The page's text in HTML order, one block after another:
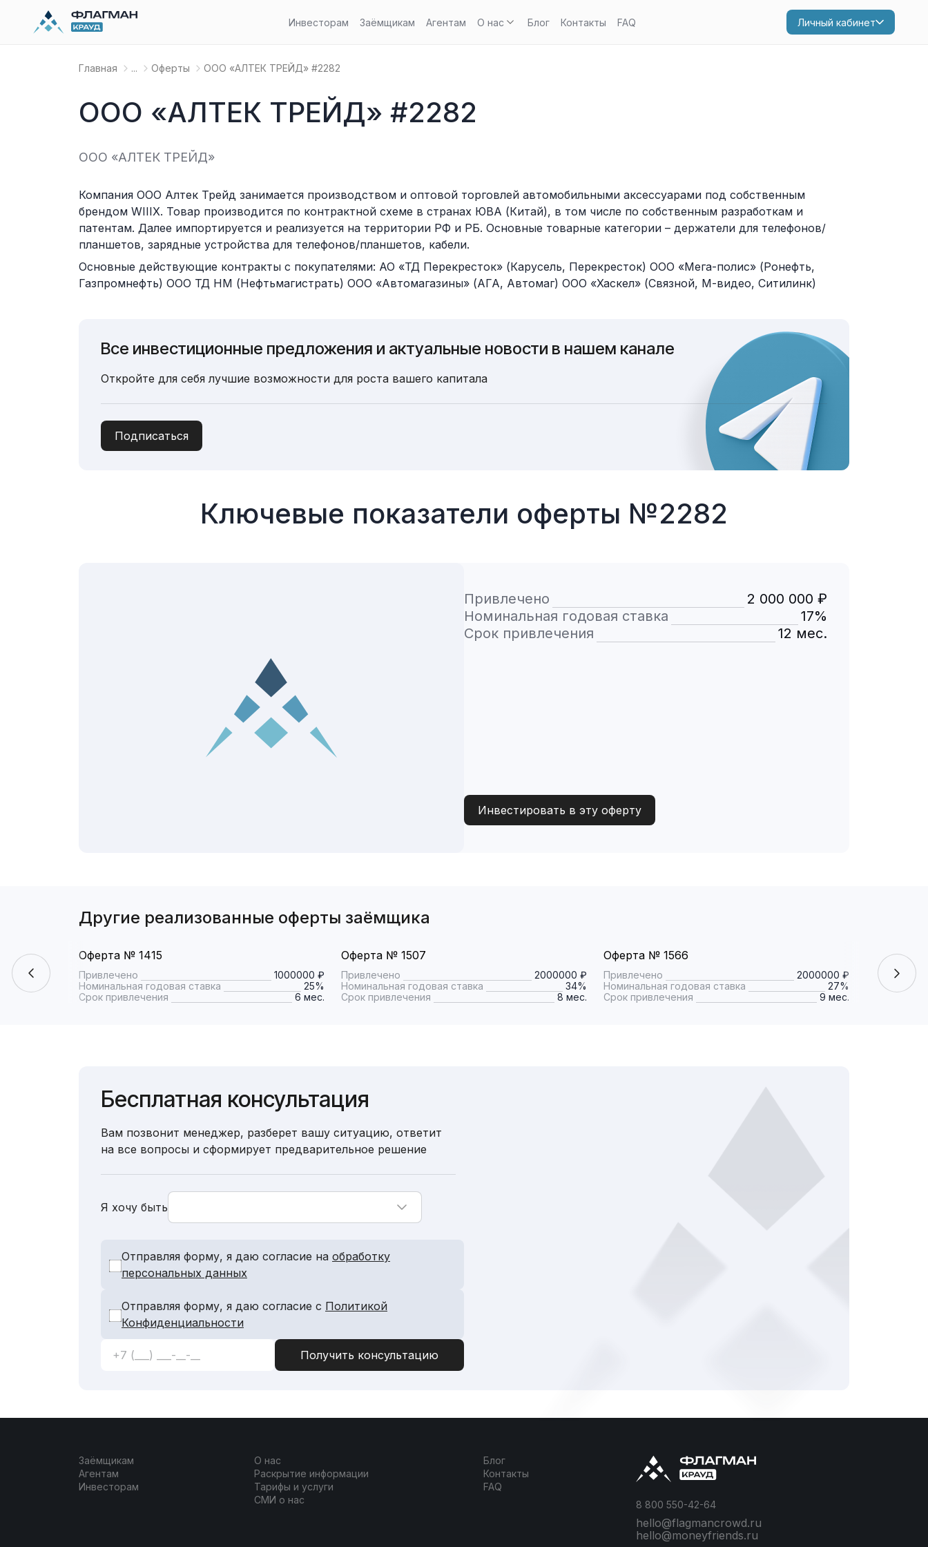
Инвесторам Заёмщикам Агентам О нас Блог Контакты FAQ Личный кабинет
Главная ... Оферты OOO «АЛТЕК ТРЕЙД» #2282
OOO «АЛТЕК ТРЕЙД» #2282
OOO «АЛТЕК ТРЕЙД»
Компания ООО Алтек Трейд занимается производством и оптовой торговлей автомобильными аксессуарами под собственным
брендом WIIIX. Товар производится по контрактной схеме в странах ЮВА (Китай), в том числе по собственным разработкам и
патентам. Далее импортируется и реализуется на территории РФ и РБ. Основные товарные категории – держатели для телефонов/
планшетов, зарядные устройства для телефонов/планшетов, кабели.
Основные действующие контракты с покупателями: АО «ТД Перекресток» (Карусель, Перекресток) ООО «Мега-полис» (Ронефть,
Газпромнефть) ООО ТД НМ (Нефтьмагистрать) ООО «Автомагазины» (АГА, Автомаг) ООО «Хаскел» (Связной, М-видео, Ситилинк)
Все инвестиционные предложения и актуальные новости в нашем канале
Откройте для себя лучшие возможности для роста вашего капитала
Подписаться
Ключевые показатели оферты №2282
Привлечено
2 000 000 ₽
Номинальная годовая ставка
17%
Срок привлечения
12 мес.
Инвестировать в эту оферту
Другие реализованные оферты заёмщика
Оферта № 1415
Привлечено
1000000 ₽
Номинальная годовая ставка
25%
Срок привлечения
6 мес.
Оферта № 1507
Привлечено
2000000 ₽
Номинальная годовая ставка
34%
Срок привлечения
8 мес.
Оферта № 1566
Привлечено
2000000 ₽
Номинальная годовая ставка
27%
Срок привлечения
9 мес.
Бесплатная консультация
Вам позвонит менеджер, разберет вашу ситуацию, ответит
на все вопросы и сформирует предварительное решение
Я хочу быть
Отправляя форму, я даю согласие на обработку
персональных данных
Отправляя форму, я даю согласие с Политикой
Конфиденциальности
Заёмщикам
Агентам
Инвесторам
О нас
Раскрытие информации
Тарифы и услуги
СМИ о нас
Блог
Контакты
FAQ
8 800 550-42-64
hello@flagmancrowd.ru
hello@moneyfriends.ru